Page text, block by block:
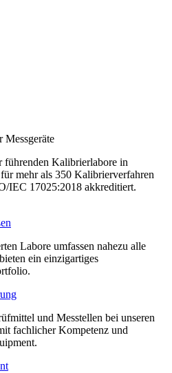
führenden Kalibrierlabore in
mehr als 350 Kalibrierverfahren
IEC 17025:2018 akkreditiert.
Labore umfassen nahezu alle
ein einzigartiges
und Messtellen bei unseren
fachlicher Kompetenz und